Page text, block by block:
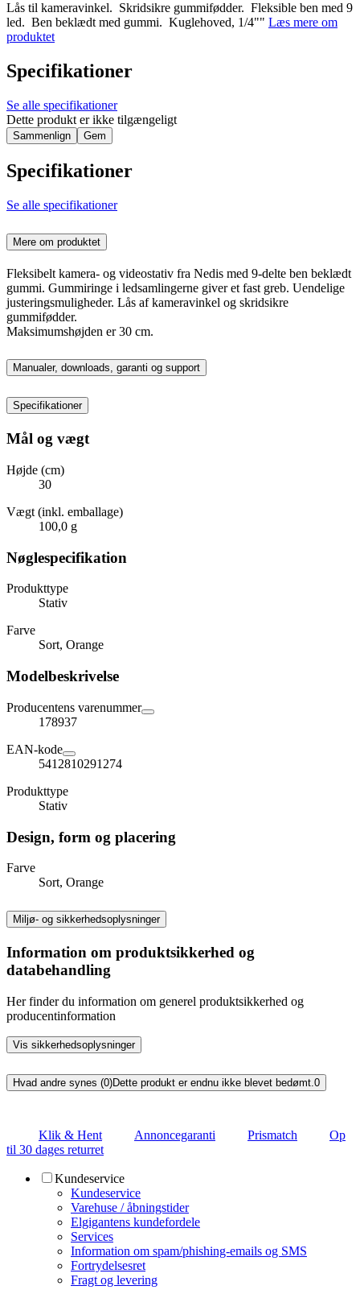
Lås til kameravinkel. Skridsikre gummifødder. Fleksible ben med 9
led. Ben beklædt med gummi. Kuglehoved, 1/4"" Læs mere om
produktet
Specifikationer
Se alle specifikationer
Dette produkt er ikke tilgængeligt
Sammenlign Gem
Specifikationer
Se alle specifikationer
Mere om produktet
Fleksibelt kamera- og videostativ fra Nedis med 9-delte ben beklædt
gummi. Gummiringe i ledsamlingerne giver et fast greb. Uendelige
justeringsmuligheder. Lås af kameravinkel og skridsikre
gummifødder.
Maksimumshøjden er 30 cm.
Manualer, downloads, garanti og support
Specifikationer
Mål og vægt
Højde (cm)
30
Vægt (inkl. emballage)
100,0 g
Nøglespecifikation
Produkttype
Stativ
Farve
Sort, Orange
Modelbeskrivelse
Producentens varenummer
178937
EAN-kode
5412810291274
Produkttype
Stativ
Design, form og placering
Farve
Sort, Orange
Miljø- og sikkerhedsoplysninger
Information om produktsikkerhed og
databehandling
Her finder du information om generel produktsikkerhed og
producentinformation
Vis sikkerhedsoplysninger
Hvad andre synes (0)Dette produkt er endnu ikke blevet bedømt. 0
Klik & Hent Annoncegaranti Prismatch
Op
til 30 dages returret
Kundeservice
Kundeservice
Varehuse / åbningstider
Elgigantens kundefordele
Services
Information om spam/phishing-emails og SMS
Fortrydelsesret
Fragt og levering